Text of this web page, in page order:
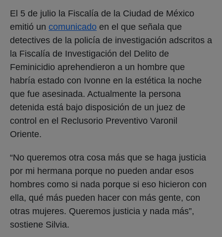
El 5 de julio la Fiscalía de la Ciudad de México
emitió un comunicado en el que señala que
detectives de la policía de investigación adscritos a
la Fiscalía de Investigación del Delito de
Feminicidio aprehendieron a un hombre que
habría estado con Ivonne en la estética la noche
que fue asesinada. Actualmente la persona
detenida está bajo disposición de un juez de
control en el Reclusorio Preventivo Varonil
Oriente.
“No queremos otra cosa más que se haga justicia
por mi hermana porque no pueden andar esos
hombres como si nada porque si eso hicieron con
ella, qué más pueden hacer con más gente, con
otras mujeres. Queremos justicia y nada más”,
sostiene Silvia.